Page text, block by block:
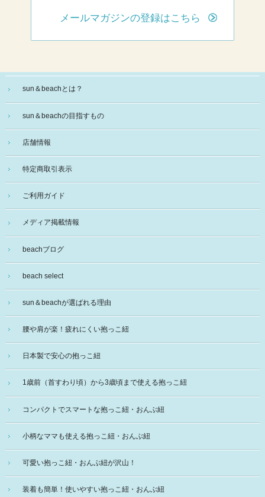
メールマガジンの登録はこちら
sun＆beachとは？
sun＆beachの目指すもの
店舗情報
特定商取引表示
ご利用ガイド
メディア掲載情報
beachブログ
beach select
sun＆beachが選ばれる理由
腰や肩が楽！疲れにくい抱っこ紐
日本製で安心の抱っこ紐
1歳前（首すわり頃）から3歳頃まで使える抱っこ紐
コンパクトでスマートな抱っこ紐・おんぶ紐
小柄なママも使える抱っこ紐・おんぶ紐
可愛い抱っこ紐・おんぶ紐が沢山！
装着も簡単！使いやすい抱っこ紐・おんぶ紐